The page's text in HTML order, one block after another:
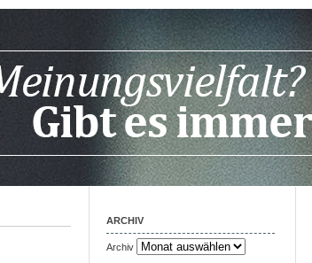
ARCHIV
Archiv